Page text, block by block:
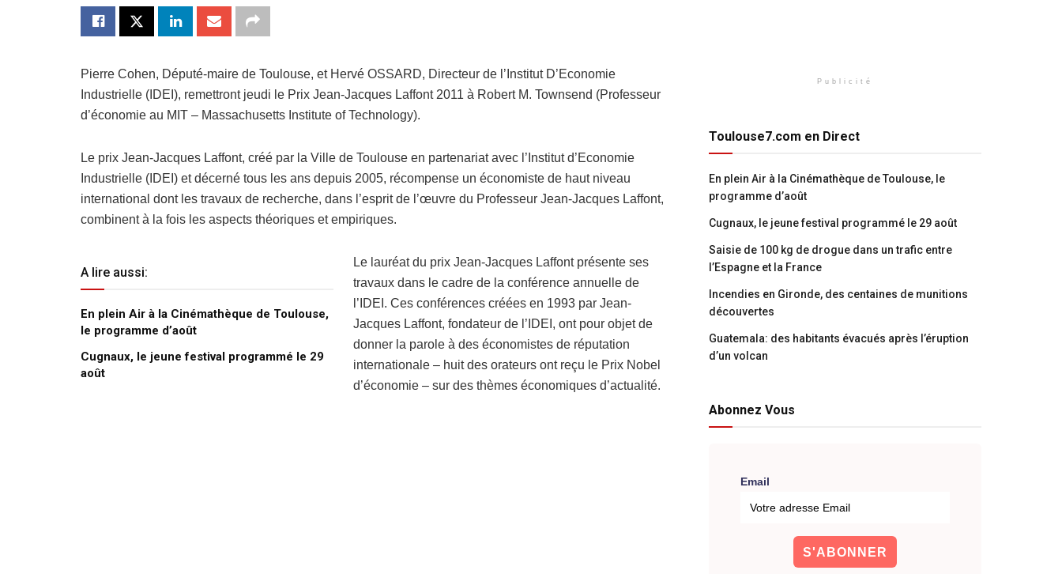
Pierre Cohen, Député-maire de Toulouse, et Hervé OSSARD, Directeur de l’Institut D’Economie
Industrielle (IDEI), remettront jeudi le Prix Jean-Jacques Laffont 2011 à Robert M. Townsend (Professeur
d’économie au MIT – Massachusetts Institute of Technology).
Le prix Jean-Jacques Laffont, créé par la Ville de Toulouse en partenariat avec l’Institut d’Economie
Industrielle (IDEI) et décerné tous les ans depuis 2005, récompense un économiste de haut niveau
international dont les travaux de recherche, dans l’esprit de l’œuvre du Professeur Jean-Jacques Laffont,
combinent à la fois les aspects théoriques et empiriques.
A lire aussi:
En plein Air à la Cinémathèque de Toulouse,
le programme d’août
Cugnaux, le jeune festival programmé le 29
août
Le lauréat du prix Jean-Jacques Laffont présente ses
travaux dans le cadre de la conférence annuelle de
l’IDEI. Ces conférences créées en 1993 par Jean-
Jacques Laffont, fondateur de l’IDEI, ont pour objet de
donner la parole à des économistes de réputation
internationale – huit des orateurs ont reçu le Prix Nobel
d’économie – sur des thèmes économiques d’actualité.
Publicité
Toulouse7.com en Direct
En plein Air à la Cinémathèque de Toulouse, le
programme d’août
Cugnaux, le jeune festival programmé le 29 août
Saisie de 100 kg de drogue dans un trafic entre
l’Espagne et la France
Incendies en Gironde, des centaines de munitions
découvertes
Guatemala: des habitants évacués après l’éruption
d’un volcan
Abonnez Vous
Email